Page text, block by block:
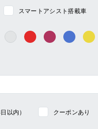
スマートアシスト搭載車
ー系
ガンメタ系グレー系 レッド系 ワイン系 ブルー系
以内） クーポンあり